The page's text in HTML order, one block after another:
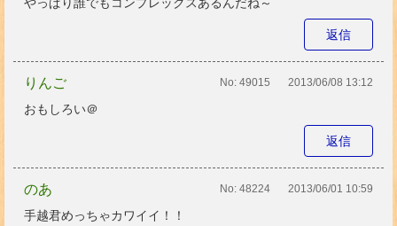
返信
りんご No: 49015 2013/06/08 13:12
おもしろい＠
返信
のあ No: 48224 2013/06/01 10:59
手越君めっちゃカワイイ！！